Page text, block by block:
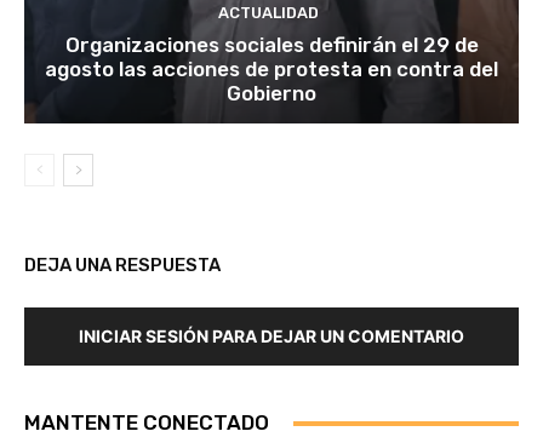
ACTUALIDAD
Organizaciones sociales definirán el 29 de
agosto las acciones de protesta en contra del
Gobierno
DEJA UNA RESPUESTA
INICIAR SESIÓN PARA DEJAR UN COMENTARIO
MANTENTE CONECTADO